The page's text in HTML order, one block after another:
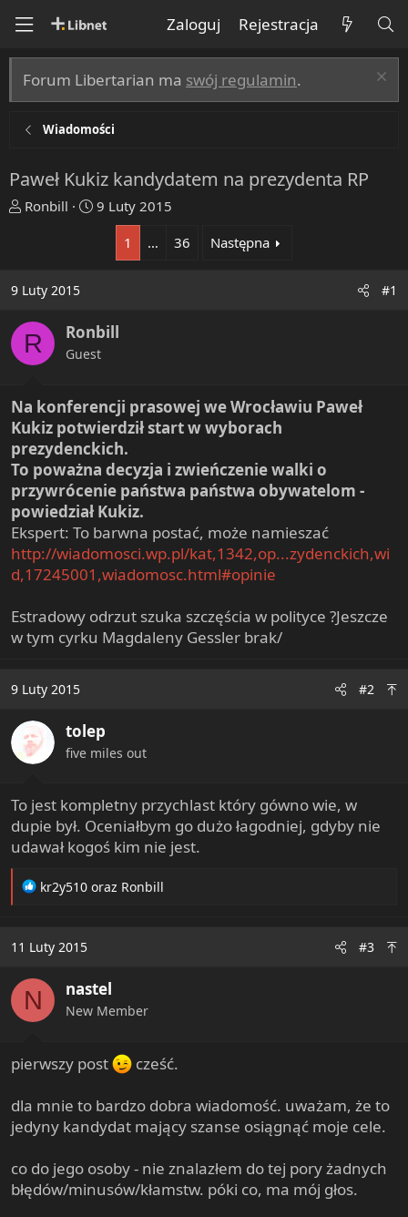
Zaloguj Rejestracja
Forum Libertarian ma swój regulamin.
Wiadomości
Paweł Kukiz kandydatem na prezydenta RP
T
a
d
s
t
a
e
r
Ronbill
R
ę
t
9 Luty 2015
1
… 36 Następna
9 Luty 2015 #1
R Ronbill
Guest
Na konferencji prasowej we Wrocławiu Paweł
Kukiz potwierdził start w wyborach
prezydenckich.
To poważna decyzja i zwieńczenie walki o
przywrócenie państwa państwa obywatelom -
powiedział Kukiz.
Ekspert: To barwna postać, może namieszać
http://wiadomosci.wp.pl/kat,1342,op...zydenckich,wi
d,17245001,wiadomosc.html#opinie
Estradowy odrzut szuka szczęścia w polityce ?Jeszcze
w tym cyrku Magdaleny Gessler brak/
9 Luty 2015 #2
tolep
five miles out
To jest kompletny przychlast który gówno wie, w
dupie był. Oceniałbym go dużo łagodniej, gdyby nie
udawał kogoś kim nie jest.
R
t
o
n
s
kr2y510 oraz Ronbill
11 Luty 2015 #3
N nastel
New Member
pierwszy post
cześć.
dla mnie to bardzo dobra wiadomość. uważam, że to
jedyny kandydat mający szanse osiągnąć moje cele.
co do jego osoby - nie znalazłem do tej pory żadnych
błędów/minusów/kłamstw. póki co, ma mój głos.